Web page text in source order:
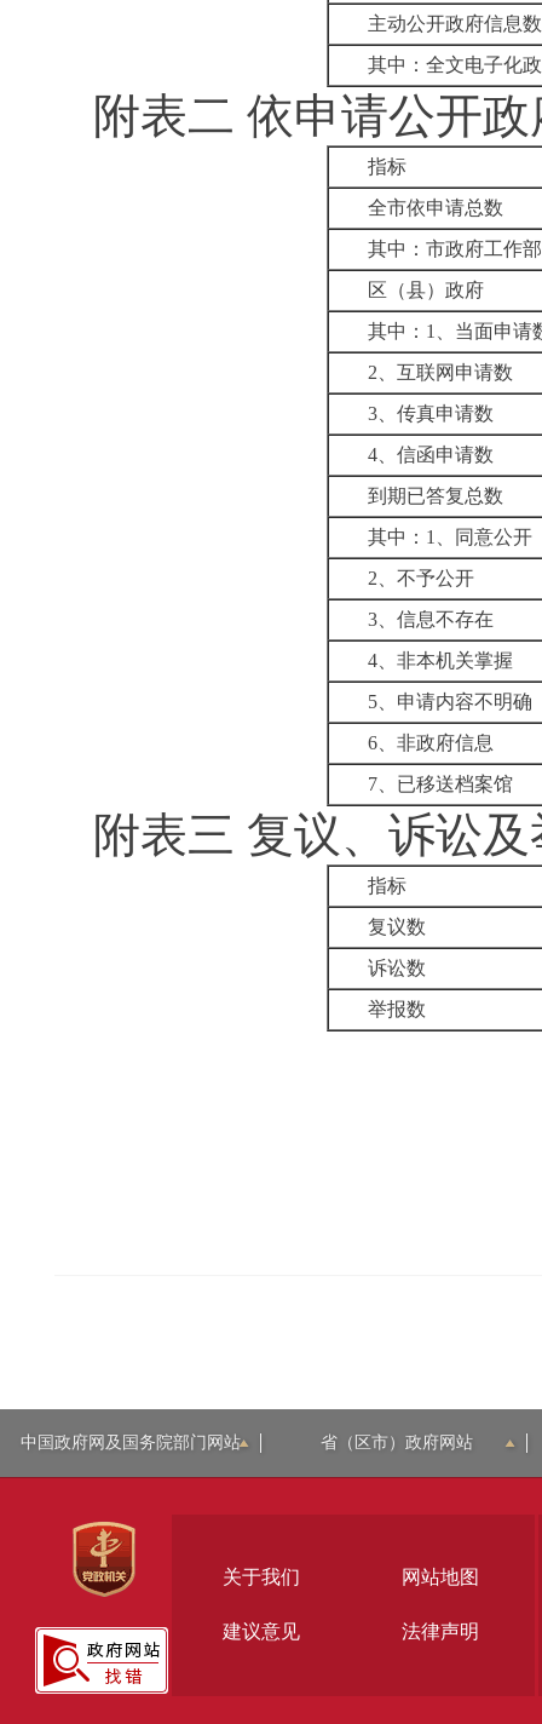
主动公开政府信息数
其中：全文电子化
附表二 依申请公开
指标
全市依申请总数
其中：市政府工作
区（县）政府
其中： 1
、当面申请
2 、互联网申请数
3 、传真申请数
4 、信函申请数
到期已答复总数
其中： 1
、同意公开
2 、不予公开
3 、信息不存在
4 、非本机关掌握
5 、申请内容不明确
6 、非政府信息
7 、已移送档案馆
附表三 复议、诉讼
指标
复议数
诉讼数
举报数
中国政府网及国务院部门网站 省（区市）政府网站
关于我们 网站地图
建议意见 法律声明